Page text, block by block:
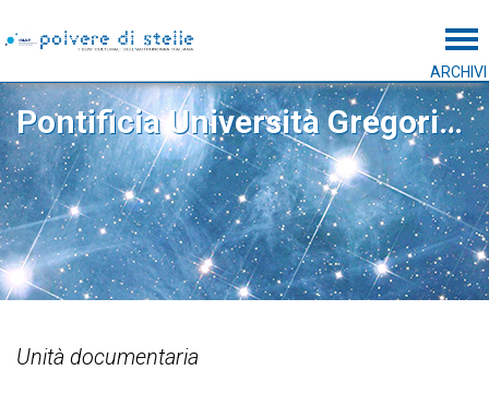
ARCHIVI
Pontificia Università Gregoriana
Unità documentaria